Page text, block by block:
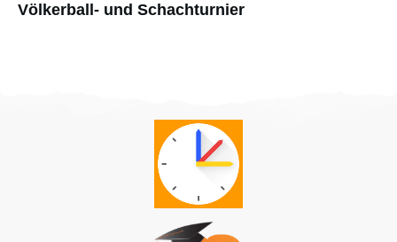
Völkerball- und Schachturnier